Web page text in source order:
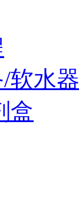
软水器
盒